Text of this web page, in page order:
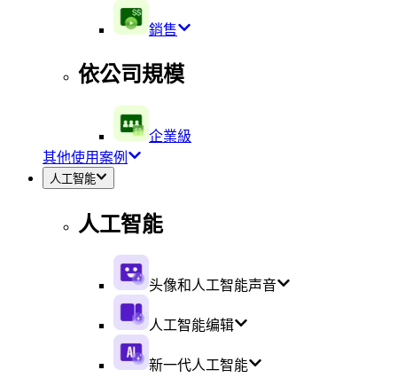
銷售
依公司規模
企業級
其他使用案例
人工智能
人工智能
头像和人工智能声音
人工智能编辑
新一代人工智能